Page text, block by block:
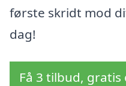
første skridt mod
dag!
Få 3 tilbud,